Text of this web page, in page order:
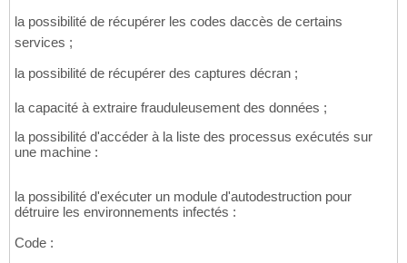
la possibilité de récupérer les codes daccès de certains
services ;
la possibilité de récupérer des captures décran ;
la capacité à extraire frauduleusement des données ;
la possibilité d'accéder à la liste des processus exécutés sur
une machine :
la possibilité d'exécuter un module d'autodestruction pour
détruire les environnements infectés :
Code :